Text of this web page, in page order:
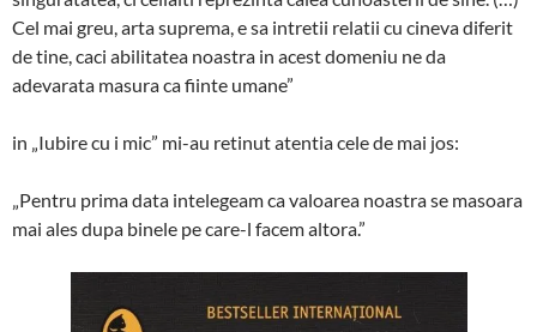
Cel mai greu, arta suprema, e sa intretii relatii cu cineva diferit
de tine, caci abilitatea noastra in acest domeniu ne da
adevarata masura ca fiinte umane”
in „Iubire cu i mic” mi-au retinut atentia cele de mai jos:
„Pentru prima data intelegeam ca valoarea noastra se masoara
mai ales dupa binele pe care-l facem altora.”